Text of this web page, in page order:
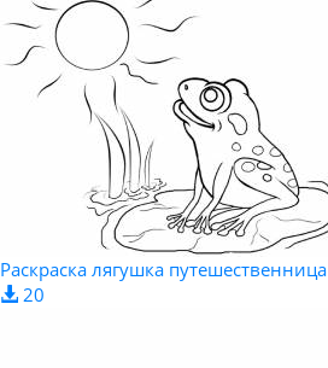
Раскраска лягушка путешественница
20